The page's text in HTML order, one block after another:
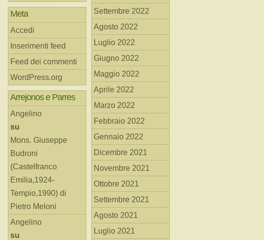
Meta
Accedi
Inserimenti feed
Feed dei commenti
WordPress.org
Arrejonos e Parres
Angelino
su
Mons. Giuseppe
Budroni
(Castelfranco
Emilia,1924-
Tempio,1990) di
Pietro Meloni
Angelino
su
Settembre 2022
Agosto 2022
Luglio 2022
Giugno 2022
Maggio 2022
Aprile 2022
Marzo 2022
Febbraio 2022
Gennaio 2022
Dicembre 2021
Novembre 2021
Ottobre 2021
Settembre 2021
Agosto 2021
Luglio 2021